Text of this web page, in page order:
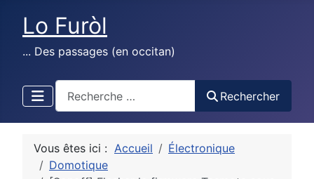
Lo Furòl
... Des passages (en occitan)
Rechercher
Vous êtes ici : Accueil
Électronique
Domotique